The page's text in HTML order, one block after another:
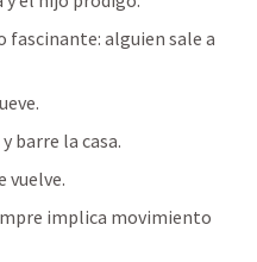
fascinante: alguien sale a
barre la casa.
vuelve.
implica movimiento